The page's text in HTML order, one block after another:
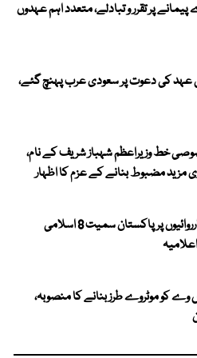
پر تقرر و تبادلے، متعدد اہم عہدوں
عہد کی دعوت پر سعودی عرب پہنچ گئے،
خط وزیراعظم شہباز شریف کے نام،
مزید مضبوط بنانے کے عزم کا اظہار
غزہ میں اسرائیلی کارروائیوں پر پاکستان سمیت 8 اسلامی
وے کو موٹروے طرز بنانے کا منصوبہ،